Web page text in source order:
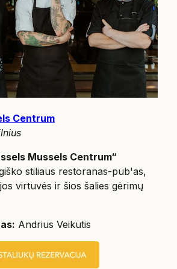
Centrum
Mussels Centrum“
stiliaus restoranas-pub'as,
virtuvės ir šios šalies gėrimų
Andrius Veikutis